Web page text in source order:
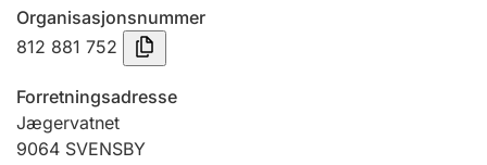
Tinglysing
Jeger
Organisasjonsnummer
812 881 752
Forretningsadresse
Jægervatnet
9064 SVENSBY